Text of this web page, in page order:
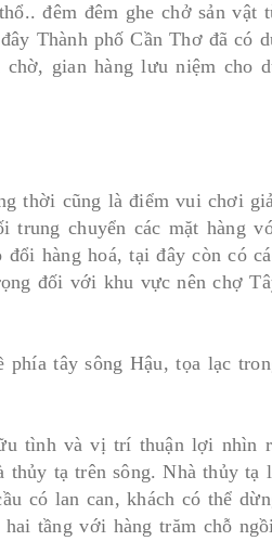
đêm đêm ghe chở sản vật
Thành phố Cần Thơ đã có
gian hàng lưu niệm cho
thời cũng là điểm vui chơi
chuyển các mặt hàng
hàng hoá, tại đây còn có
đối với khu vực nên chợ
tây sông Hậu, tọa lạc
tình và vị trí thuận lợi nhìn
thủy tạ trên sông. Nhà thủy tạ
có lan can, khách có thể
tầng với hàng trăm chỗ